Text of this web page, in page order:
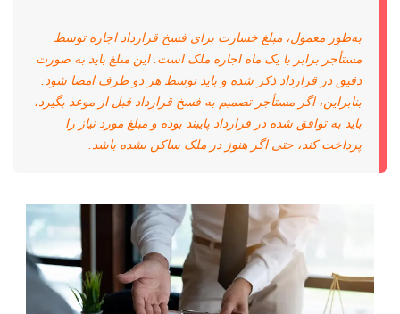
به‌طور معمول، مبلغ خسارت برای فسخ قرارداد اجاره توسط
مستأجر برابر با یک ماه اجاره ملک است. این مبلغ باید به صورت
دقیق در قرارداد ذکر شده و باید توسط هر دو طرف امضا شود.
بنابراین، اگر مستأجر تصمیم به فسخ قرارداد قبل از موعد بگیرد،
باید به توافق شده در قرارداد پایبند بوده و مبلغ مورد نیاز را
پرداخت کند، حتی اگر هنوز در ملک ساکن نشده باشد.